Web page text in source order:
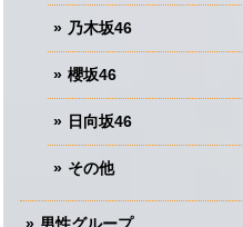
乃木坂46
櫻坂46
日向坂46
その他
男性グループ